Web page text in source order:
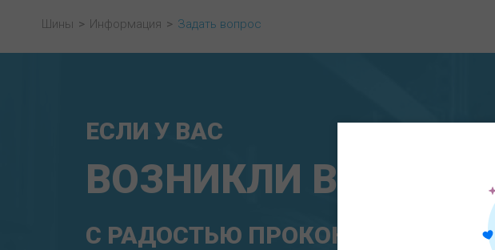
Шины > Информация > Задать вопрос
ЕСЛИ У ВАС
ВОЗНИКЛИ
С РАДОСТЬЮ